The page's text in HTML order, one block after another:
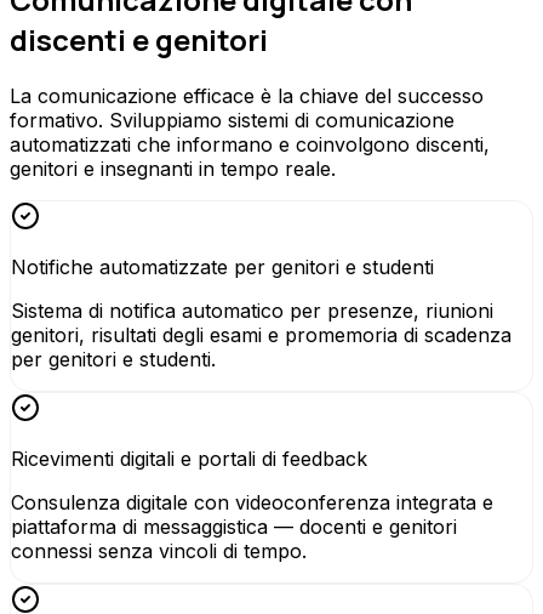
discenti e genitori
La comunicazione efficace è la chiave del successo
formativo. Sviluppiamo sistemi di comunicazione
automatizzati che informano e coinvolgono discenti,
genitori e insegnanti in tempo reale.
Notifiche automatizzate per genitori e studenti
Sistema di notifica automatico per presenze, riunioni
genitori, risultati degli esami e promemoria di scadenza
per genitori e studenti.
Ricevimenti digitali e portali di feedback
Consulenza digitale con videoconferenza integrata e
piattaforma di messaggistica — docenti e genitori
connessi senza vincoli di tempo.